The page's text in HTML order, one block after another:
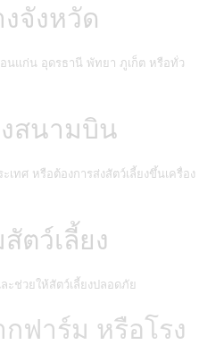
งจังหวัด
อนแก่น อุดรธานี พัทยา ภูเก็ต หรือทั่ว
งสนามบิน
เทศ หรือต้องการส่งสัตว์เลี้ยงขึ้นเครื่อง
ตว์เลี้ยง
ะช่วยให้สัตว์เลี้ยงปลอดภัย
กฟาร์ม หรือโรง